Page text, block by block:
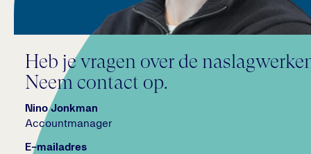
Heb je vragen over de
Neem contact op.
Nino Jonkman
Accountmanager
E-mailadres